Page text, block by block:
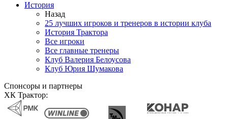
История
Назад
25 лучших игроков и тренеров в истории клуба
История Трактора
Все игроки
Все главные тренеры
Клуб Валерия Белоусова
Клуб Юрия Шумакова
Спонсоры и партнеры
ХК Трактор: